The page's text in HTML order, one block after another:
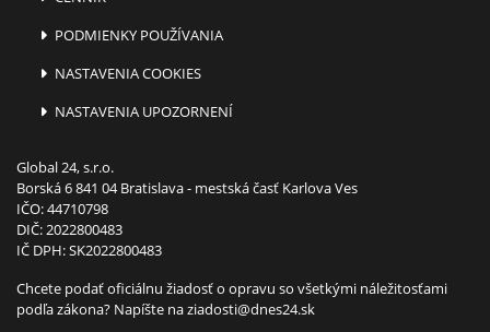
PODMIENKY POUŽÍVANIA
NASTAVENIA COOKIES
NASTAVENIA UPOZORNENÍ
Global 24, s.r.o.
Borská 6 841 04 Bratislava - mestská časť Karlova Ves
IČO: 44710798
DIČ: 2022800483
IČ DPH: SK2022800483
Chcete podať oficiálnu žiadosť o opravu so všetkými náležitosťami
podľa zákona? Napíšte naziadosti@dnes24.sk